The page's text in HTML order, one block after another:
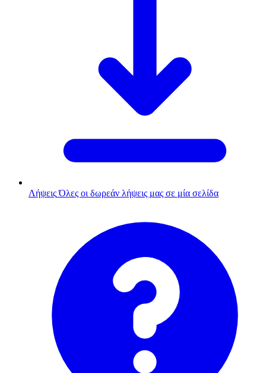
Λήψεις Όλες οι δωρεάν λήψεις μας σε μία σελίδα